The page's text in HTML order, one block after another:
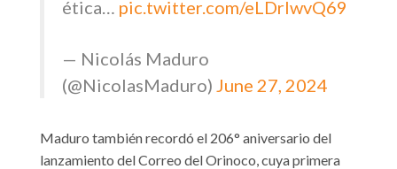
ética… pic.twitter.com/eLDrlwvQ69
— Nicolás Maduro
(@NicolasMaduro) June 27, 2024
Maduro también recordó el 206° aniversario del
lanzamiento del Correo del Orinoco, cuya primera